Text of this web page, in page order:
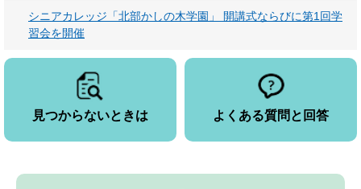
シニアカレッジ「北部かしの木学園」 開講式ならびに第1回学
習会を開催
見つからないときは よくある質問と回答